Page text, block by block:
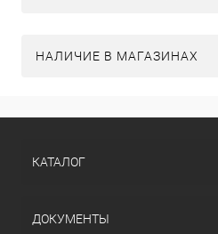
НАЛИЧИЕ В МАГАЗИНАХ
КАТАЛОГ
ДОКУМЕНТЫ